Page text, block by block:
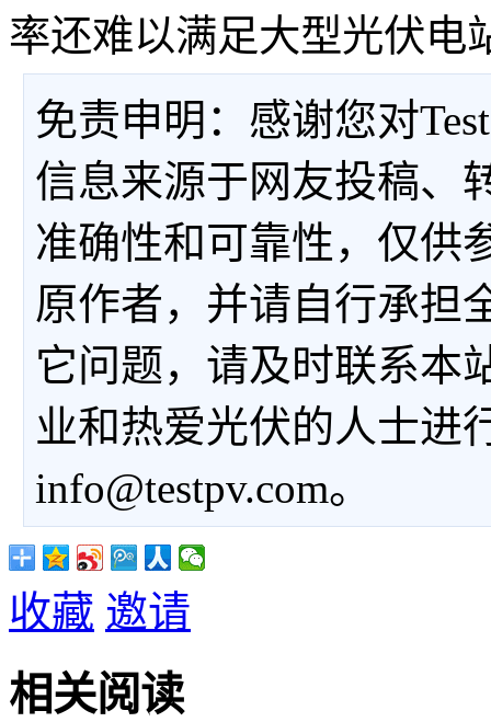
率还难以满足大型光伏电
免责申明：感谢您对
信息来源于网友投稿、
准确性和可靠性，仅供
原作者，并请自行承担
它问题，请及时联系本
业和热爱光伏的人士进
info@testpv.com。
收藏 邀请
相关阅读